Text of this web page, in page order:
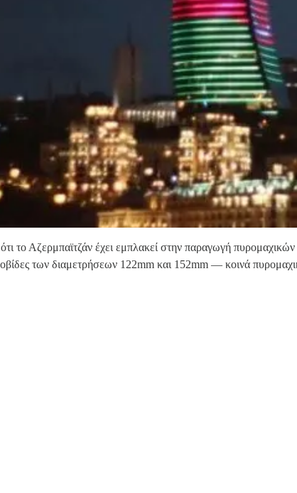
το Αζερμπαϊτζάν έχει εμπλακεί στην παραγωγή
οβίδες των διαμετρήσεων 122mm και 152mm — κοινά